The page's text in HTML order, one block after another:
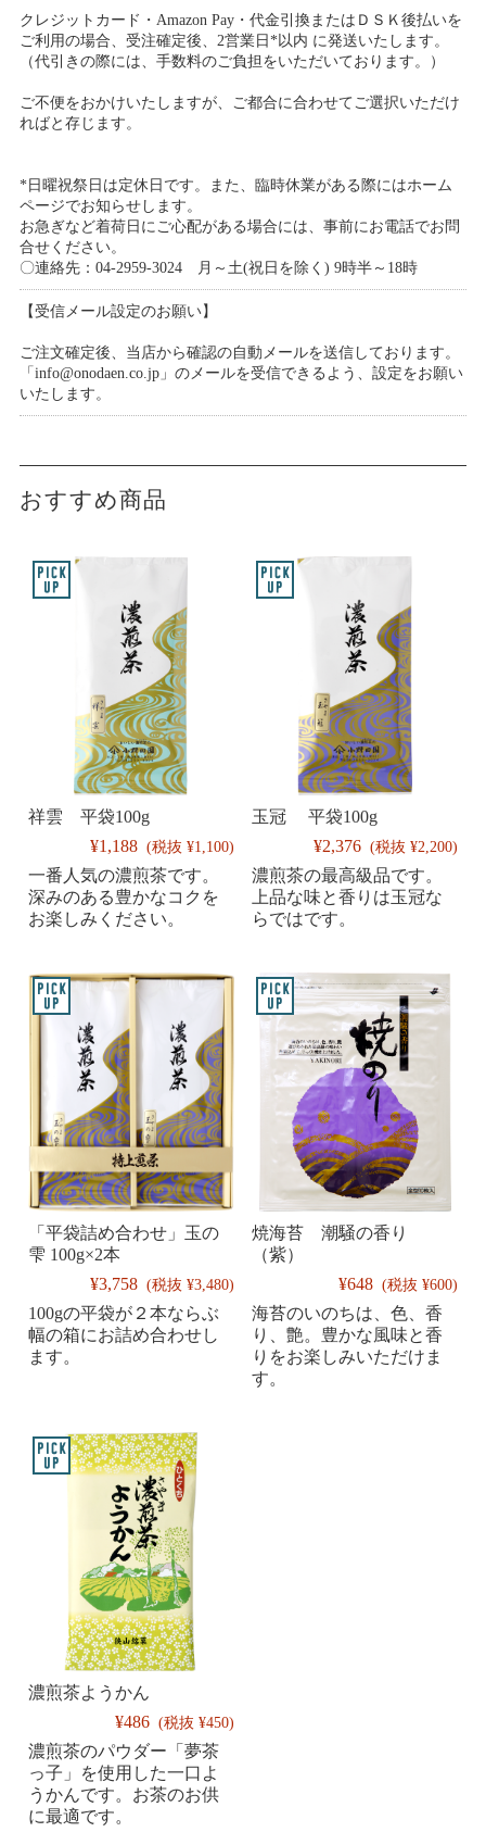
クレジットカード・Amazon Pay・代金引換またはＤＳＫ後払いを
ご利用の場合、受注確定後、2営業日*以内 に発送いたします。
（代引きの際には、手数料のご負担をいただいております。）
ご不便をおかけいたしますが、ご都合に合わせてご選択いただけ
ればと存じます。
*日曜祝祭日は定休日です。また、臨時休業がある際にはホーム
ページでお知らせします。
お急ぎなど着荷日にご心配がある場合には、事前にお電話でお問
合せください。
〇連絡先：04-2959-3024 月～土(祝日を除く) 9時半～18時
【受信メール設定のお願い】
ご注文確定後、当店から確認の自動メールを送信しております。
「info@onodaen.co.jp」のメールを受信できるよう、設定をお願い
いたします。
おすすめ商品
祥雲 平袋100g
¥1,188 (税抜 ¥1,100)
一番人気の濃煎茶です。
深みのある豊かなコクを
お楽しみください。
玉冠 平袋100g
¥2,376 (税抜 ¥2,200)
濃煎茶の最高級品です。
上品な味と香りは玉冠な
らではです。
「平袋詰め合わせ」玉の
雫 100g×2本
¥3,758 (税抜 ¥3,480)
100gの平袋が２本ならぶ
幅の箱にお詰め合わせし
ます。
焼海苔 潮騒の香り
（紫）
¥648 (税抜 ¥600)
海苔のいのちは、色、香
り、艶。豊かな風味と香
りをお楽しみいただけま
す。
濃煎茶ようかん
¥486 (税抜 ¥450)
濃煎茶のパウダー「夢茶
っ子」を使用した一口よ
うかんです。お茶のお供
に最適です。